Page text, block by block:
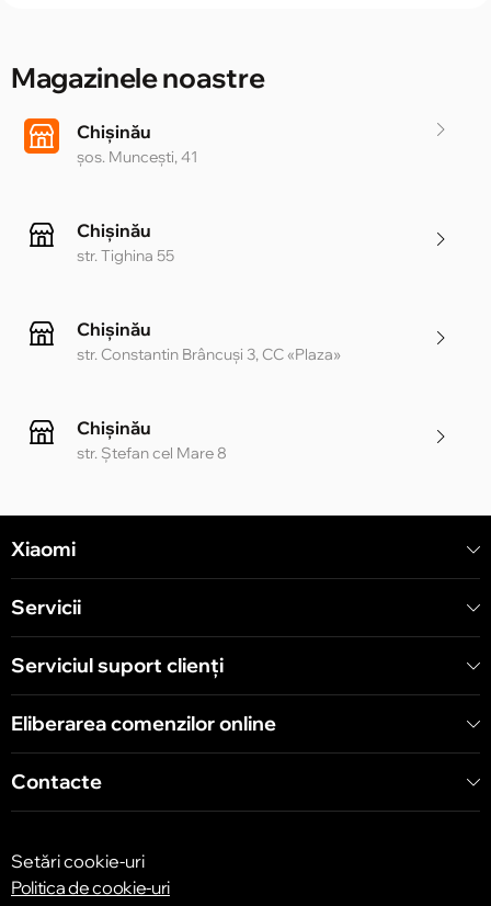
Magazinele noastre
Chișinău
șos. Muncești, 41
Chișinău
str. Tighina 55
Chișinău
str. Constantin Brâncuși 3, CC «Plaza»
Chișinău
str. Ștefan cel Mare 8
Chișinău
str. Arborilor 21, CC «Shopping MallDova»
Xiaomi
Servicii
Serviciul suport clienţi
Eliberarea comenzilor online
Contacte
Setări cookie-uri
Politica de cookie-uri